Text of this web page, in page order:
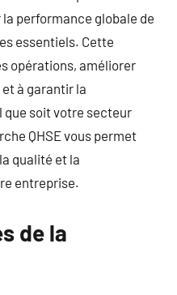
performance globale de
essentiels. Cette
opérations, améliorer
à garantir la
que soit votre secteur
QHSE vous permet
qualité et la
entreprise.
de la